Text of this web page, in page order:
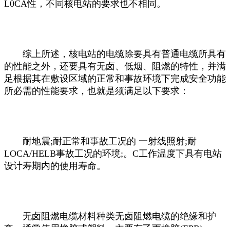
L0CA性，不同核电站的要求也不相同。
综上所述，核电站的电缆除要具有普通电缆所具有
的性能之外，还要具有无卤、低烟、阻燃的特性，并满
足根据其在敷设区域的正常和事故环境下完成安全功能
所必需的性能要求，也就是须满足以下要求：
耐地震;耐正常和事故工况的 一射线照射;耐
LOCA/HELB事故工况的环境;。C工作温度下具有电站
设计寿期内的使用寿命。
无卤阻燃电缆材料种类无卤阻燃电缆的绝缘和护